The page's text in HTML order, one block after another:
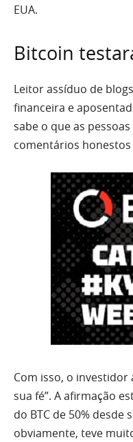
EUA.
Bitcoin
Leitor assíduo de
financeira e
sabe o que as
comentários
Com isso, o investidor
sua fé”. A afirmação
do BTC de 50%
obviamente, teve